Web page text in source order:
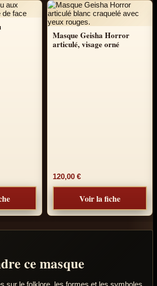
Masque Geisha Horror
articulé, visage orné
120,00 €
Voir la fiche
ce masque
sur le folklore, les formes et les symboles